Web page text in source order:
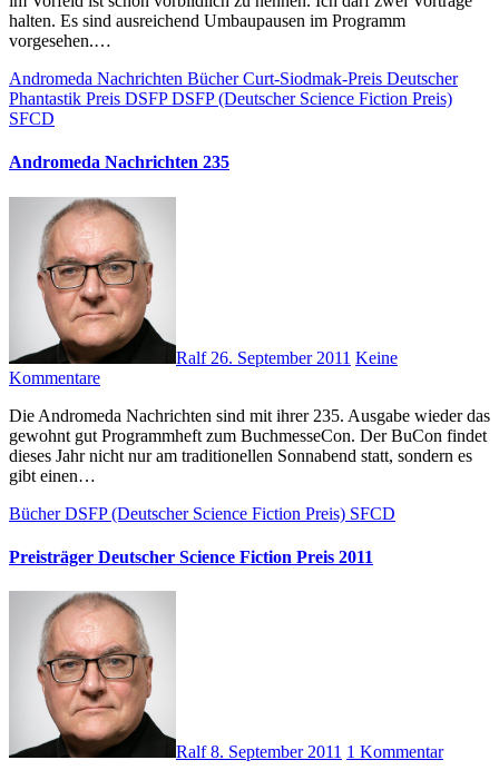
halten. Es sind ausreichend Umbaupausen im Programm
vorgesehen.…
Andromeda Nachrichten BücherCurt-Siodmak-Preis Deutscher
Phantastik Preis DSFPDSFP (Deutscher Science Fiction Preis)
SFCD
Andromeda Nachrichten 235
Ralf 26. September 2011 Keine
Kommentare
Die Andromeda Nachrichten sind mit ihrer 235. Ausgabe wieder das
gewohnt gut Programmheft zum BuchmesseCon. Der BuCon findet
dieses Jahr nicht nur am traditionellen Sonnabend statt, sondern es
gibt einen…
BücherDSFP (Deutscher Science Fiction Preis) SFCD
Preisträger Deutscher Science Fiction Preis 2011
Ralf8. September 2011 1 Kommentar